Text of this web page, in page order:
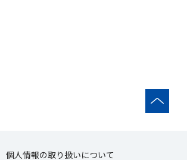
個人情報の取り扱いについて